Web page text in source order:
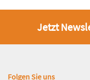
Jetzt
Folgen Sie uns